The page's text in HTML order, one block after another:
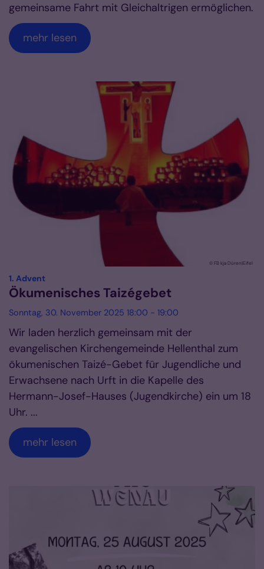
gemeinsame Fahrt mit Gleichaltrigen ermöglichen.
mehr lesen
© FB kja Düren|Eifel
1. Advent:
Ökumenisches Taizégebet
Sonntag, 30. November 2025 18:00 - 19:00
Wir laden herzlich gemeinsam mit der
evangelischen Kirchengemeinde Hellenthal zum
ökumenischen Taizé-Gebet für Jugendliche und
Erwachsene nach Urft in die Kapelle des
Hermann-Josef-Hauses (Jugendkirche) ein um 18
Uhr. ...
mehr lesen